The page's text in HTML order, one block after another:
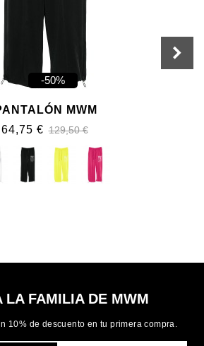
-50%
MWM
64,75 € 129,50 €
LA FAMILIA DE MWM
10% de descuento en tu primera compra.